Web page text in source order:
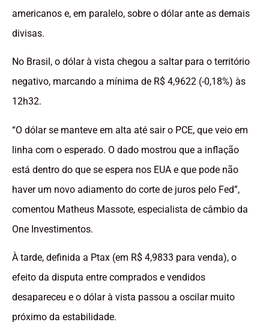
americanos e, em paralelo, sobre o dólar ante as demais
divisas.
No Brasil, o dólar à vista chegou a saltar para o território
negativo, marcando a mínima de R$ 4,9622 (-0,18%) às
12h32.
“O dólar se manteve em alta até sair o PCE, que veio em
linha com o esperado. O dado mostrou que a inflação
está dentro do que se espera nos EUA e que pode não
haver um novo adiamento do corte de juros pelo Fed”,
comentou Matheus Massote, especialista de câmbio da
One Investimentos.
À tarde, definida a Ptax (em R$ 4,9833 para venda), o
efeito da disputa entre comprados e vendidos
desapareceu e o dólar à vista passou a oscilar muito
próximo da estabilidade.